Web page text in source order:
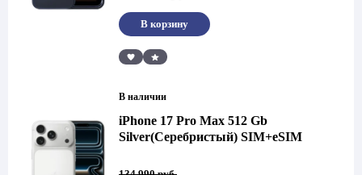
990 руб..
Сравнить
В корзину
В наличии
iPhone 17 Pro Max 512 Gb
Silver(Серебристый) SIM+eSIM
Первоначальная
Текущая